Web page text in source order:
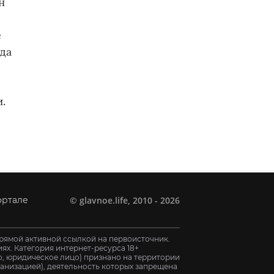
© glavnoe.life , 2010 - 2026
активной ссылкой на первоисточник.
Категория интернет-ресурса 18+
юридическое лицо) признано на территории
деятельность которых запрещена